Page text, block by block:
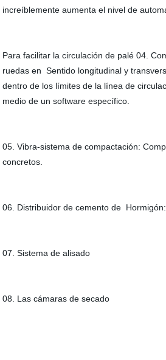
increíblemente aumenta el nivel de
Para facilitar la circulación de palé 04.
ruedas en Sentido longitudinal y
dentro de los límites de la línea de
medio de un software específico.
05. Vibra-sistema de compactación:
concretos.
06. Distribuidor de cemento de
07. Sistema de alisado
08. Las cámaras de secado